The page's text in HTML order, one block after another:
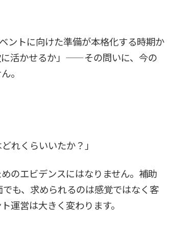
ントに向けた準備が本格化する時期か
に活かせるか」——その問いに、今の
。
れくらいいたか？」
のエビデンスにはなりません。補助
も、求められるのは感覚ではなく客
運営は大きく変わります。